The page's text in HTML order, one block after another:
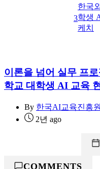
3
이론을 넘어 실무 프
학교 대학생 AI 교육
By 한국AI교육진흥원
2년 ago
COMMENTS